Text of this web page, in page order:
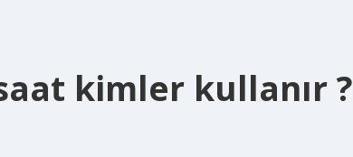
kimler kullanır ?